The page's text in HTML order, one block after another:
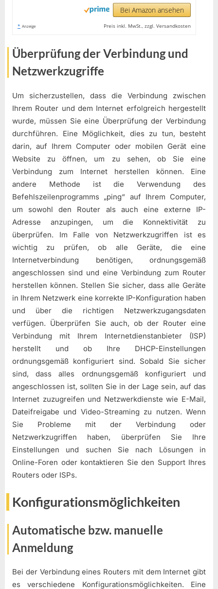
Bei Amazon ansehen
* Anzeige Preis inkl. MwSt., zzgl. Versandkosten
Überprüfung der Verbindung und
Netzwerkzugriffe
Um sicherzustellen, dass die Verbindung zwischen
Ihrem Router und dem Internet erfolgreich hergestellt
wurde, müssen Sie eine Überprüfung der Verbindung
durchführen. Eine Möglichkeit, dies zu tun, besteht
darin, auf Ihrem Computer oder mobilen Gerät eine
Website zu öffnen, um zu sehen, ob Sie eine
Verbindung zum Internet herstellen können. Eine
andere Methode ist die Verwendung des
Befehlszeilenprogramms „ping“ auf Ihrem Computer,
um sowohl den Router als auch eine externe IP-
Adresse anzupingen, um die Konnektivität zu
überprüfen. Im Falle von Netzwerkzugriffen ist es
wichtig zu prüfen, ob alle Geräte, die eine
Internetverbindung benötigen, ordnungsgemäß
angeschlossen sind und eine Verbindung zum Router
herstellen können. Stellen Sie sicher, dass alle Geräte
in Ihrem Netzwerk eine korrekte IP-Konfiguration haben
und über die richtigen Netzwerkzugangsdaten
verfügen. Überprüfen Sie auch, ob der Router eine
Verbindung mit Ihrem Internetdienstanbieter (ISP)
herstellt und ob Ihre DHCP-Einstellungen
ordnungsgemäß konfiguriert sind. Sobald Sie sicher
sind, dass alles ordnungsgemäß konfiguriert und
angeschlossen ist, sollten Sie in der Lage sein, auf das
Internet zuzugreifen und Netzwerkdienste wie E-Mail,
Dateifreigabe und Video-Streaming zu nutzen. Wenn
Sie Probleme mit der Verbindung oder
Netzwerkzugriffen haben, überprüfen Sie Ihre
Einstellungen und suchen Sie nach Lösungen in
Online-Foren oder kontaktieren Sie den Support Ihres
Routers oder ISPs.
Konfigurationsmöglichkeiten
Automatische bzw. manuelle
Anmeldung
Bei der Verbindung eines Routers mit dem Internet gibt
es verschiedene Konfigurationsmöglichkeiten. Eine